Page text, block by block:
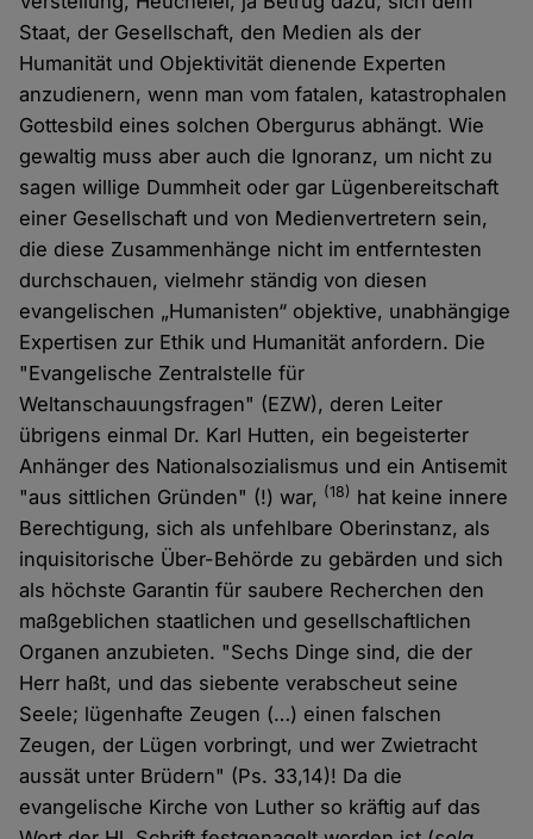
Staat, der Gesellschaft, den Medien als der
Humanität und Objektivität dienende Experten
anzudienern, wenn man vom fatalen, katastrophalen
Gottesbild eines solchen Obergurus abhängt. Wie
gewaltig muss aber auch die Ignoranz, um nicht zu
sagen willige Dummheit oder gar Lügenbereitschaft
einer Gesellschaft und von Medienvertretern sein,
die diese Zusammenhänge nicht im entferntesten
durchschauen, vielmehr ständig von diesen
evangelischen „Humanisten“ objektive, unabhängige
Expertisen zur Ethik und Humanität anfordern. Die
"Evangelische Zentralstelle für
Weltanschauungsfragen" (EZW), deren Leiter
übrigens einmal Dr. Karl Hutten, ein begeisterter
Anhänger des Nationalsozialismus und ein Antisemit
"aus sittlichen Gründen" (!) war, (18) hat keine innere
Berechtigung, sich als unfehlbare Oberinstanz, als
inquisitorische Über-Behörde zu gebärden und sich
als höchste Garantin für saubere Recherchen den
maßgeblichen staatlichen und gesellschaftlichen
Organen anzubieten. "Sechs Dinge sind, die der
Herr haßt, und das siebente verabscheut seine
Seele; lügenhafte Zeugen (…) einen falschen
Zeugen, der Lügen vorbringt, und wer Zwietracht
aussät unter Brüdern" (Ps. 33,14)! Da die
evangelische Kirche von Luther so kräftig auf das